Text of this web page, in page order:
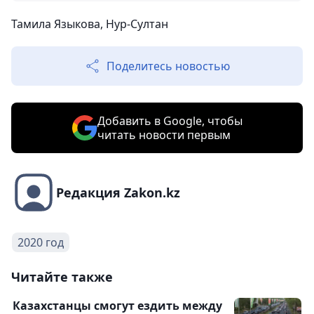
Тамила Языкова, Нур-Султан
Поделитесь новостью
Добавить в Google, чтобы
читать новости первым
Редакция Zakon.kz
2020 год
Читайте также
Казахстанцы смогут ездить между